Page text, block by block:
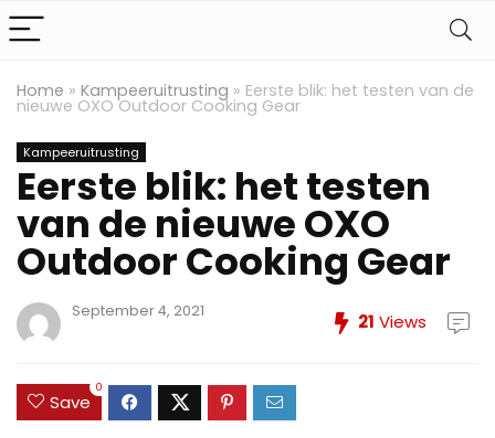
Home » Kampeeruitrusting » Eerste blik: het testen van de
nieuwe OXO Outdoor Cooking Gear
Kampeeruitrusting
Eerste blik: het testen
van de nieuwe OXO
Outdoor Cooking Gear
September 4, 2021 21 Views
Save
0